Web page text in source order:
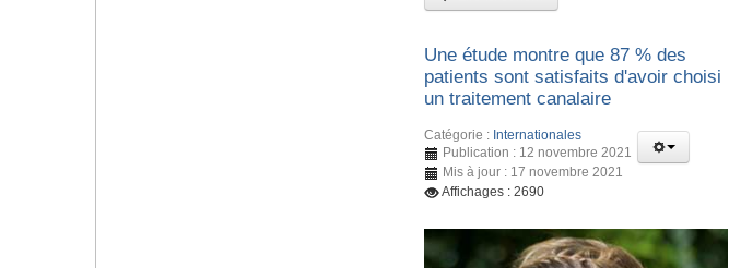
Une étude montre que 87 % des
patients sont satisfaits d'avoir choisi
un traitement canalaire
Catégorie : Internationales
Publication : 12 novembre 2021
Mis à jour : 17 novembre 2021
Affichages : 2690